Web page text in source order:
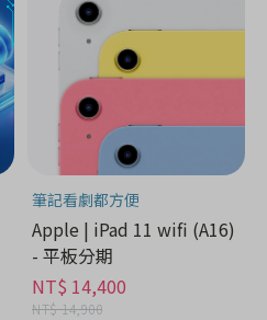
筆記看劇都方便
Apple | iPad 11 wifi (A16)
- 平板分期
NT$ 14,400
NT$ 14,900